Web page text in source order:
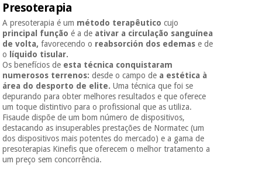
Os
nossos
produtos
Kinefis
Novidades
Ofertas
Odontología
Material
médico
sanitário
Medicina
tradicional
chinesa
Mobiliário
clínico
Os
nossos
produtos
Kinefis
Novidades
cuidado
corporal
Odontología
Material
médico
sanitário
Medicina
tradicional
Presoterapia
A presoterapia é um método terapêutico cujo
principal função é a de ativar a circulação sanguínea
de volta,favorecendo o reabsorción dos edemas e de
o líquido tisular.
Os benefícios de esta técnica conquistaram
numerosos terrenos: desde o campo de a estética à
área do desporto de elite.Uma técnica que foi se
depurando para obter melhores resultados e que oferece
um toque distintivo para o profissional que as utiliza.
Fisaude dispõe de um bom número de dispositivos,
destacando as insuperables prestações de Normatec (um
dos dispositivos mais potentes do mercado) e a gama de
presoterapias Kinefis que oferecem o melhor tratamento a
um preço sem concorrência.